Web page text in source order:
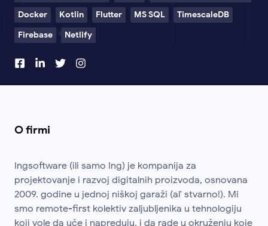
Docker
Kotlin Flutter MS SQL
TimescaleDB
Firebase
Netlify
O firmi
Ingsoftware (ili samo Ing) je kompanija za
projektovanje i razvoj digitalnih proizvoda, osnovana
2009. godine u jednoj niškoj garaži (al' stvarno!). Mi
smo remote-first kolektiv zaljubljenika u tehnologiju
koji vole da uče i napreduju, i da rade u okruženju koje